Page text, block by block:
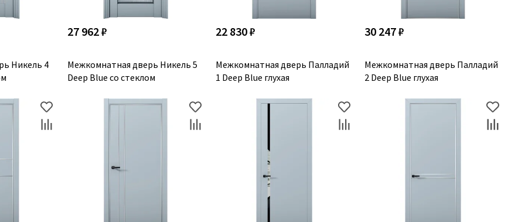
Никель 4
27 962 ₽
Межкомнатная дверь Никель 5
Deep Blue со стеклом
22 830 ₽
Межкомнатная дверь Палладий
1 Deep Blue глухая
30 247 ₽
Межкомнатная дверь Палладий
2 Deep Blue глухая